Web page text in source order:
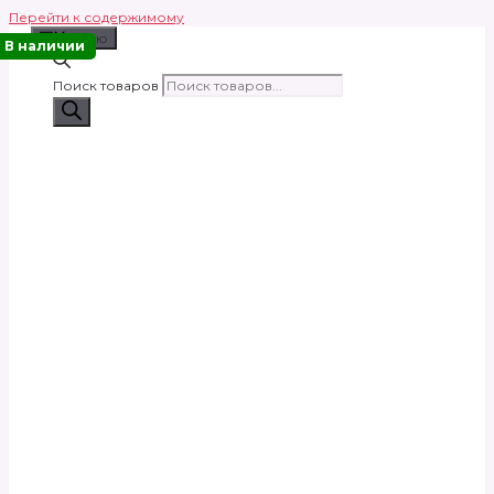
Перейти к содержимому
Меню
Поиск товаров
В наличии